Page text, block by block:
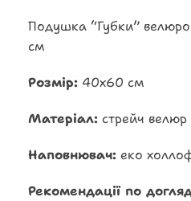
Подушка “Губки”
см
Розмір: 40х60 см
Матеріал: стрейч
Наповнювач: еко
Рекомендації по